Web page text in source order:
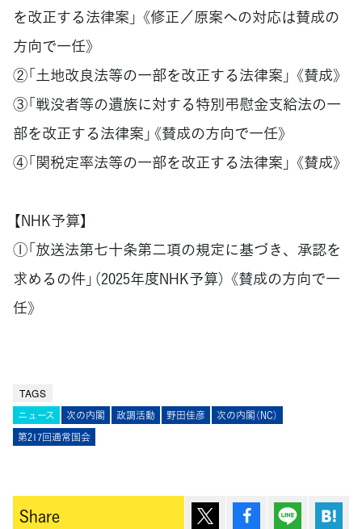
を改正する法律案」 《修正／原案への対応は賛成の
方向で一任》
②「土地改良法等の一部を改正する法律案」 《賛成》
③「戦没者等の遺族に対する特別弔慰金支給法の一
部を改正する法律案」《賛成の方向で一任》
④「関税定率法等の一部を改正する法律案」 《賛成》
【NHK予算】
①「放送法第七十条第二項の規定に基づき、承認を
求めるの件」（2025年度NHK予算） 《賛成の方向で一
任》
TAGS
ニュース 次の内閣 政調活動 野田佳彦
次の内閣（NC）
第217回通常国会
Share ポスト シェア Lineで送